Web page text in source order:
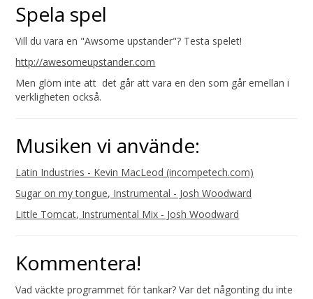
Spela spel
Vill du vara en "Awsome upstander"? Testa spelet!
http://awesomeupstander.com
Men glöm inte att det går att vara en den som går emellan i
verkligheten också.
Musiken vi använde:
Latin Industries - Kevin MacLeod (incompetech.com)
Sugar on my tongue, Instrumental - Josh Woodward
Little Tomcat, Instrumental Mix - Josh Woodward
Kommentera!
Vad väckte programmet för tankar? Var det någonting du inte